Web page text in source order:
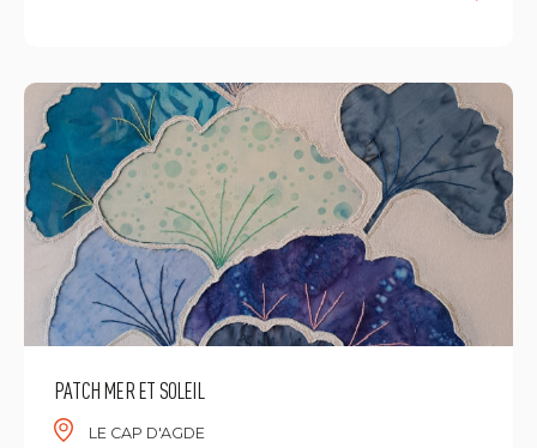
PATCH MER ET SOLEIL
LE CAP D'AGDE